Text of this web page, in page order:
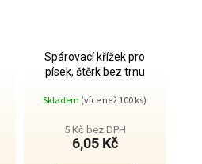
Spárovací křížek pro
písek, štěrk bez trnu
Skladem (více než 100 ks)
5 Kč bez DPH
6,05 Kč